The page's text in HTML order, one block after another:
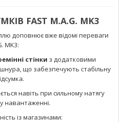
FAST M.A.G. MK3
доповнює вже відомі переваги
MK3:
стінки з додатковими
що забезпечують стабільну
навіть при сильному натягу
навантаженні.
із магазинами: